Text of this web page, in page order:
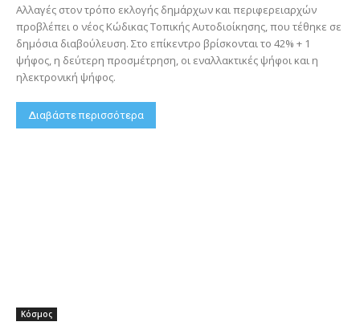
Αλλαγές στον τρόπο εκλογής δημάρχων και περιφερειαρχών
προβλέπει ο νέος Κώδικας Τοπικής Αυτοδιοίκησης, που τέθηκε σε
δημόσια διαβούλευση. Στο επίκεντρο βρίσκονται το 42% + 1
ψήφος, η δεύτερη προσμέτρηση, οι εναλλακτικές ψήφοι και η
ηλεκτρονική ψήφος.
Διαβάστε περισσότερα
Κόσμος